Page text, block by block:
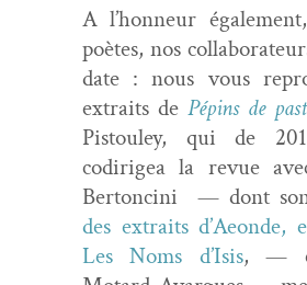
A l’honneur
poètes, nos
date : nous vous
extraits de Pépins de
Pis­touley, qui de
codirigea la revue
Bertonci­ni — dont
des extraits d’Aeonde,
Les Noms d’Isis, —